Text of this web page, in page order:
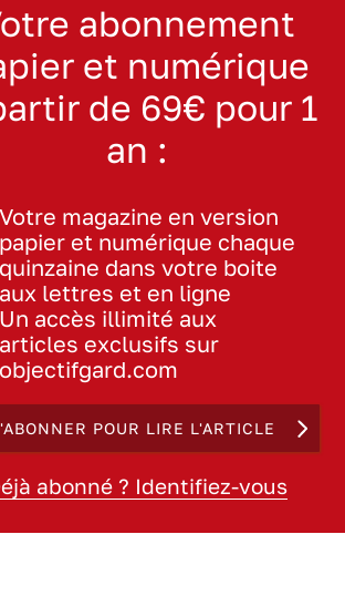
abonnement
et numérique
de 69€ pour 1
an :
Votre magazine en version
papier et numérique chaque
quinzaine dans votre boite
aux lettres et en ligne
Un accès illimité aux
articles exclusifs sur
objectifgard.com
POUR LIRE L'ARTICLE
abonné ? Identifiez-vous